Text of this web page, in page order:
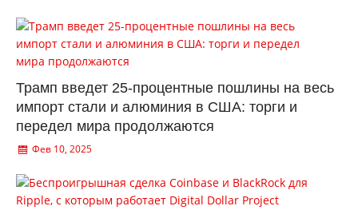
Трамп введет 25-процентные пошлины на весь
импорт стали и алюминия в США: торги и
передел мира продолжаются
Фев 10, 2025